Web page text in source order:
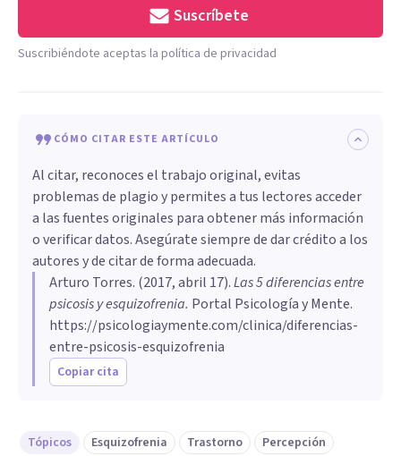
Suscríbete
Suscribiéndote aceptas la política de privacidad
CÓMO CITAR ESTE ARTÍCULO
Al citar, reconoces el trabajo original, evitas
problemas de plagio y permites a tus lectores acceder
a las fuentes originales para obtener más información
o verificar datos. Asegúrate siempre de dar crédito a los
autores y de citar de forma adecuada.
Arturo Torres. (2017, abril 17).Las 5 diferencias entre
psicosis y esquizofrenia. Portal Psicología y Mente.
https://psicologiaymente.com/clinica/diferencias-
entre-psicosis-esquizofrenia
Copiar cita
Tópicos Esquizofrenia Trastorno Percepción